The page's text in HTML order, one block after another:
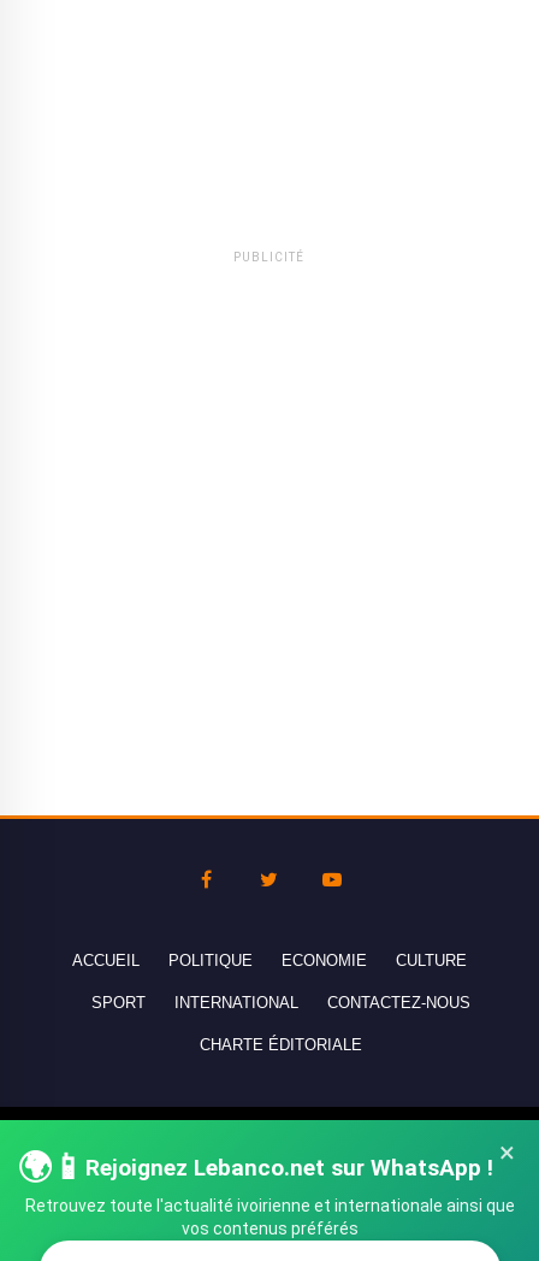
PUBLICITÉ
×
🌍📱 Rejoignez Lebanco.net sur WhatsApp !
Retrouvez toute l'actualité ivoirienne et internationale ainsi que
vos contenus préférés
ACCUEIL POLITIQUE ECONOMIE CULTURE
SPORT INTERNATIONAL CONTACTEZ-NOUS
CHARTE ÉDITORIALE
réservés - All rights reserved.